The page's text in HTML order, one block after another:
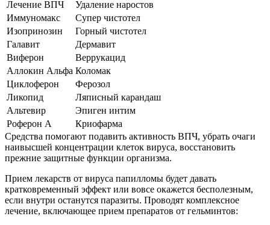
Лечение ВПЧ
Удаление наростов
Иммуномакс
Супер чистотел
Изопринозин
Горный чистотел
Галавит
Дермавит
Виферон
Веррукацид
Аллокин Альфа Коломак
Циклоферон
Ферозол
Ликопид
Ляписный карандаш
Альтевир
Эпиген интим
Роферон А
Криофарма
Средства помогают подавить активность ВПЧ, убрать очаги
наивысшей концентрации клеток вируса, восстановить
прежние защитные функции организма.
Прием лекарств от вируса папилломы будет давать
кратковременный эффект или вовсе окажется бесполезным,
если внутри останутся паразиты. Проводят комплексное
лечение, включающее прием препаратов от гельминтов: